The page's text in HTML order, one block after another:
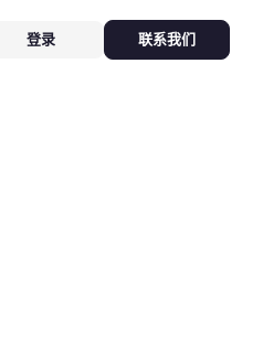
登录 联系我们